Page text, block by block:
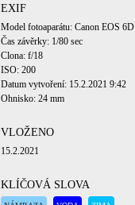
EXIF
Model fotoaparátu: Canon EOS 6D
Čas závěrky: 1/80 sec
Clona: f/18
ISO: 200
Datum vytvoření: 15.2.2021 9:42
Ohnisko: 24 mm
VLOŽENO
15.2.2021
KLÍČOVÁ SLOVA